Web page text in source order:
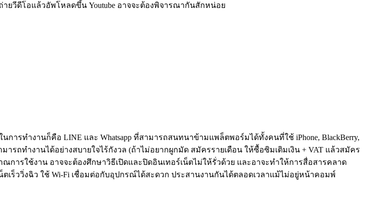
ยวีดีโอแล้วอัพโหลดขึ้น Youtube อาจจะต้องพิจารณากันสักหน่อย
รทำงานก็คือ LINE และ Whatsapp ที่สามารถสนทนาข้ามแพล็ตพอร์มได้ทั้งคนที่ใช้ iPhone, BlackBerry,
ารถทำงานได้อย่างสบายใจไร้กังวล (ถ้าไม่อยากผูกมัด สมัครรายเดือน ให้ซื้อซิมเติมเงิน + VAT แล้วสมัคร
การใช้งาน อาจจะต้องศึกษาวิธีเปิดและปิดอินเทอร์เน็ตไม่ให้รั่วด้วย และอาจะทำให้การสื่อสารคลาด
ตเร็ววิ่งฉิว ใช้ Wi-Fi เชื่อมต่อกับอุปกรณ์ได้สะดวก ประสานงานกันได้ตลอดเวลาแม้ไม่อยู่หน้าคอมพ์